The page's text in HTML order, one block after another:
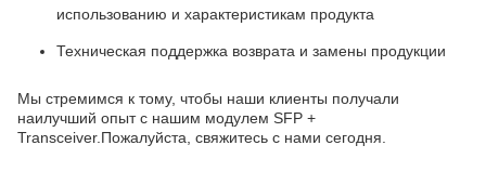
использованию и характеристикам продукта
Техническая поддержка возврата и замены продукции
Мы стремимся к тому, чтобы наши клиенты получали
наилучший опыт с нашим модулем SFP +
Transceiver.Пожалуйста, свяжитесь с нами сегодня.